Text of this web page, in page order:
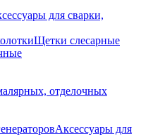
для сварки,
Щетки слесарные
отделочных
Аксессуары для